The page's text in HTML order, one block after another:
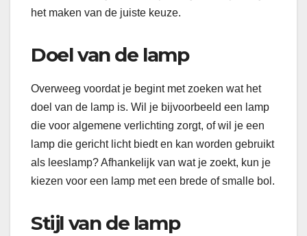
het maken van de juiste keuze.
Doel van de lamp
Overweeg voordat je begint met zoeken wat het
doel van de lamp is. Wil je bijvoorbeeld een lamp
die voor algemene verlichting zorgt, of wil je een
lamp die gericht licht biedt en kan worden gebruikt
als leeslamp? Afhankelijk van wat je zoekt, kun je
kiezen voor een lamp met een brede of smalle bol.
Stijl van de lamp